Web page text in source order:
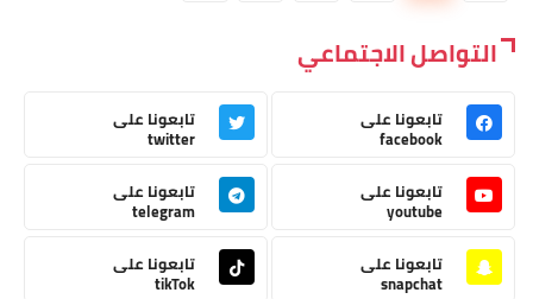
التواصل الاجتماعي
تابعونا على
facebook
تابعونا على
twitter
تابعونا على
youtube
تابعونا على
telegram
تابعونا على
snapchat
تابعونا على
tikTok